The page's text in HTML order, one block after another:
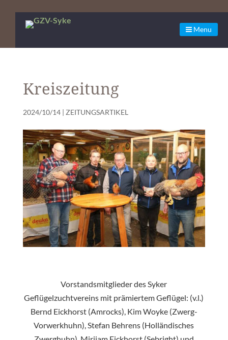
Menu
Kreiszeitung
2024/10/14| ZEITUNGSARTIKEL
Vorstandsmitglieder des Syker
Geflügelzuchtvereins mit prämiertem Geflügel: (v.l.)
Bernd Eickhorst (Amrocks), Kim Woyke (Zwerg-
Vorwerkhuhn), Stefan Behrens (Holländisches